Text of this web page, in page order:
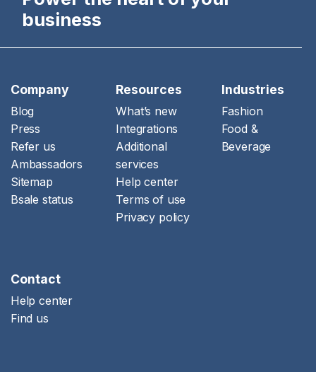
business
Company
Blog
Press
Refer us
Ambassadors
Sitemap
Bsale status
Resources
What’s new
Integrations
Additional
services
Help center
Terms of use
Privacy policy
Industries
Fashion
Food &
Beverage
Contact
Help center
Find us